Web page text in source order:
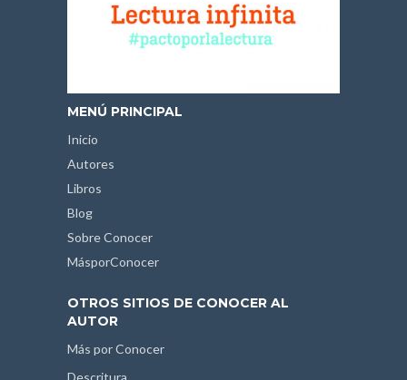
MENÚ PRINCIPAL
Inicio
Autores
Libros
Blog
Sobre Conocer
MásporConocer
OTROS SITIOS DE CONOCER AL
AUTOR
Más por Conocer
Descritura